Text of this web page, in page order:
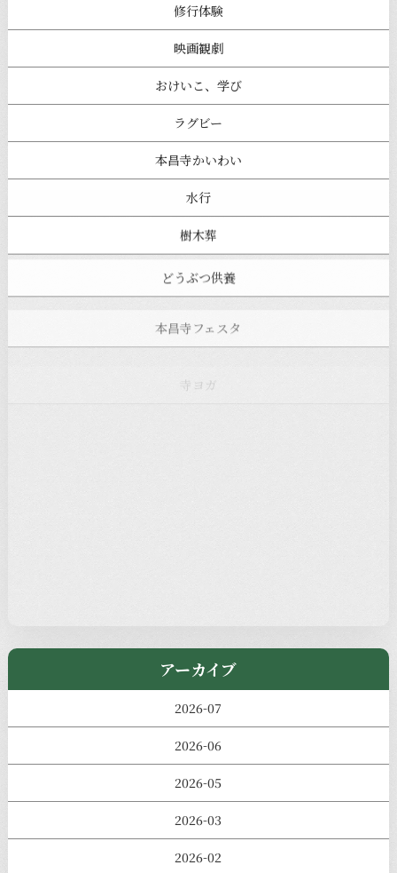
修行体験
映画観劇
おけいこ、学び
ラグビー
本昌寺かいわい
水行
樹木葬
どうぶつ供養
寺ヨガ
お知らせ
アーカイブ
2026-07
2026-06
2026-05
2026-03
2026-02